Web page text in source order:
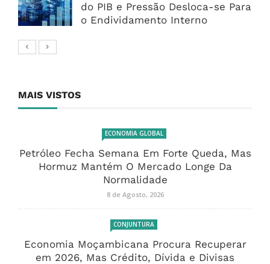
do PIB e Pressão Desloca-se Para
o Endividamento Interno
MAIS VISTOS
ECONOMIA GLOBAL
Petróleo Fecha Semana Em Forte Queda, Mas
Hormuz Mantém O Mercado Longe Da
Normalidade
8 de Agosto, 2026
CONJUNTURA
Economia Moçambicana Procura Recuperar
em 2026, Mas Crédito, Dívida e Divisas